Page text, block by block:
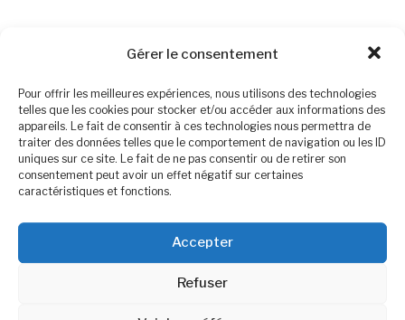
Gérer le consentement
Pour offrir les meilleures expériences, nous utilisons des technologies
telles que les cookies pour stocker et/ou accéder aux informations des
appareils. Le fait de consentir à ces technologies nous permettra de
traiter des données telles que le comportement de navigation ou les ID
uniques sur ce site. Le fait de ne pas consentir ou de retirer son
consentement peut avoir un effet négatif sur certaines
caractéristiques et fonctions.
Accepter
Refuser
Christine Savalli
Une diététicienne qui
vous veut du bien
alimentaire et Fertilité
Rejoignez Ma Newsletter